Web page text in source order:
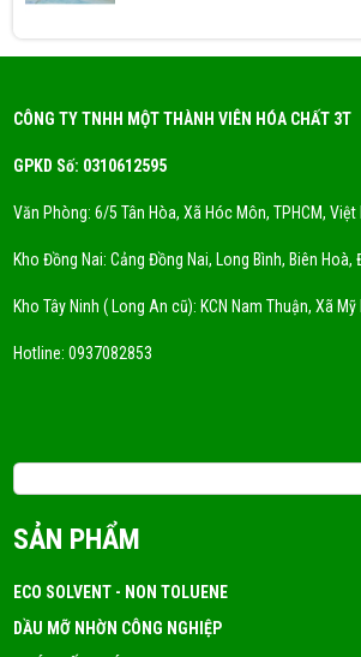
CÔNG TY TNHH MỘT THÀNH VIÊN HÓA CHẤT 3T
GPKD Số: 0310612595
Văn Phòng: 6/5 Tân Hòa, Xã Hóc Môn, TPHCM, Việt
Kho Đồng Nai: Cảng Đồng Nai, Long Bình, Biên Hoà,
Kho Tây Ninh ( Long An cũ): KCN Nam Thuận, Xã
Hotline: 0937082853
SẢN PHẨM
ECO SOLVENT - NON TOLUENE
DẦU MỠ NHỜN CÔNG NGHIỆP